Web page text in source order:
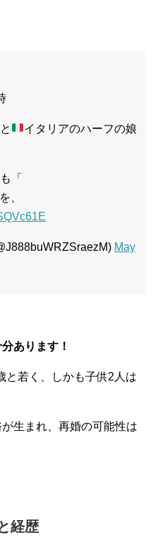
イタリアのハーフの娘
「
、
May
あります！
と若く、しかも子供2人は
生まれ、再婚の可能性は
経歴